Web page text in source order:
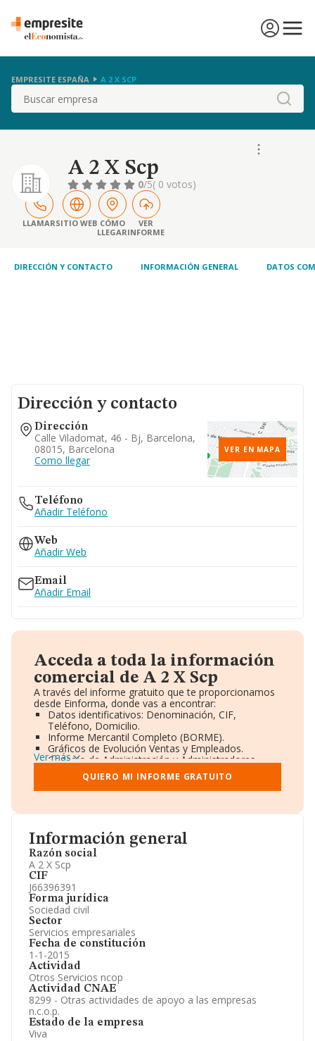
EMPRESITE ESPAÑA A 2 X SCP
Buscar
A 2 X Scp
0/5( 0 votos)
LLAMARSITIO WEB CÓMO
LLEGAR
VER
INFORME
DIRECCIÓN Y CONTACTO INFORMACIÓN GENERAL DATOS
Información general
Razón social
A 2 X Scp
CIF
J66396391
Forma jurídica
Sociedad civil
Sector
Servicios empresariales
Fecha de constitución
1-1-2015
Actividad
Otros Servicios ncop
Actividad CNAE
8299 - Otras actividades de apoyo a las empresas
n.c.o.p.
Estado de la empresa
Viva
Dirección y contacto
Dirección
Calle Viladomat, 46 - Bj, Barcelona,
08015, Barcelona
Como llegar
VER EN MAPA
Teléfono
Añadir Teléfono
Web
Añadir Web
Email
Añadir Email
Acceda a toda la información
comercial de A 2 X Scp
A través del informe gratuito que te proporcionamos
desde Einforma, donde vas a encontrar:
Datos identificativos: Denominación, CIF,
Teléfono, Domicilio.
Informe Mercantil Completo (BORME).
Gráficos de Evolución Ventas y Empleados.
Consejo de Administración y Administradores.
Directivos y Ejecutivos.
Accionistas.
Participaciones y Vinculaciones en otras empresas.
Información oficial y registral complementaria.
Ver más
QUIERO MI INFORME GRATUITO